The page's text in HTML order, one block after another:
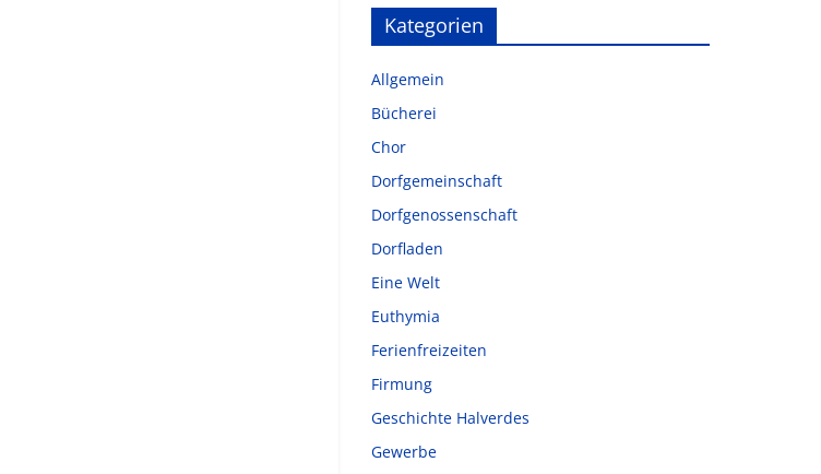
Kategorien
Allgemein
Bücherei
Chor
Dorfgemeinschaft
Dorfgenossenschaft
Dorfladen
Eine Welt
Euthymia
Ferienfreizeiten
Firmung
Geschichte Halverdes
Gewerbe